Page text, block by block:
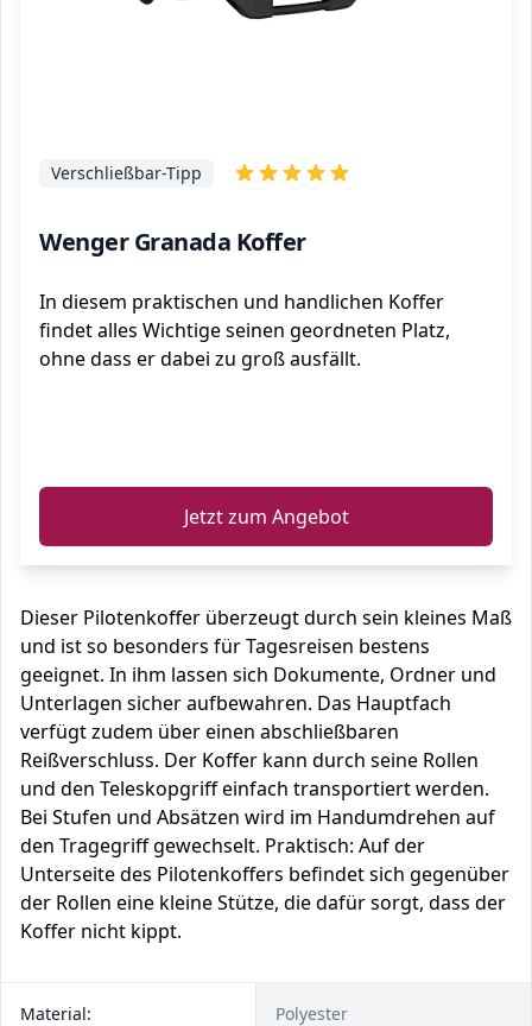
Wenger Granada Koffer
Verschließbar-Tipp
In diesem praktischen und handlichen Koffer
findet alles Wichtige seinen geordneten Platz,
ohne dass er dabei zu groß ausfällt.
Jetzt zum Angebot
Dieser Pilotenkoffer überzeugt durch sein kleines Maß
und ist so besonders für Tagesreisen bestens
geeignet. In ihm lassen sich Dokumente, Ordner und
Unterlagen sicher aufbewahren. Das Hauptfach
verfügt zudem über einen abschließbaren
Reißverschluss. Der Koffer kann durch seine Rollen
und den Teleskopgriff einfach transportiert werden.
Bei Stufen und Absätzen wird im Handumdrehen auf
den Tragegriff gewechselt. Praktisch: Auf der
Unterseite des Pilotenkoffers befindet sich gegenüber
der Rollen eine kleine Stütze, die dafür sorgt, dass der
Koffer nicht kippt.
Material: Polyester